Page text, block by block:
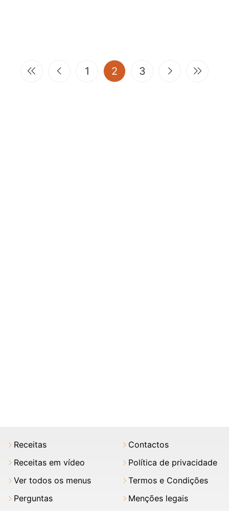
1 2 (current)
3
Receitas
Receitas em vídeo
Ver todos os menus
Perguntas
Contactos
Política de privacidade
Termos e Condições
Menções legais